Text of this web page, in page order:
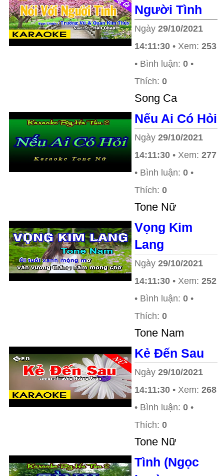
Người Tình
Ngày 29/10/2021
14:11:30 • Xem: 253
• Bình luận: 0 •
Thích: 0
Song Ca
Nếu Ai Có Hỏi
Ngày 29/10/2021
14:11:30 • Xem: 277
• Bình luận: 0 •
Thích: 0
Tone Nữ
Vọng Kim
Lang
Ngày 29/10/2021
14:11:30 • Xem: 252
• Bình luận: 0 •
Thích: 0
Tone Nam
Kẻ Đến Sau
Ngày 29/10/2021
14:11:30 • Xem: 268
• Bình luận: 0 •
Thích: 0
Tone Nữ
Tình (Ngọc